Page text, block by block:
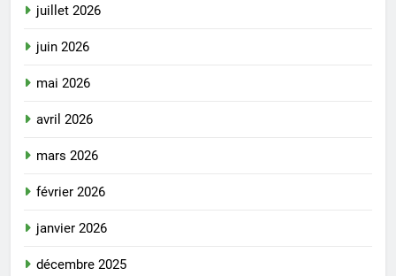
juillet 2026
juin 2026
mai 2026
avril 2026
mars 2026
février 2026
janvier 2026
décembre 2025